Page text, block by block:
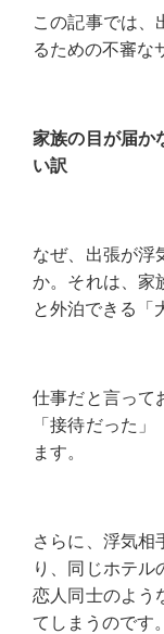
この記事では、
るための不審な
家族の目が届か
い訳
なぜ、出張が浮
か。それは、家
と外泊できる「
仕事だと言って
「接待だった
ます。
さらに、浮気相
り、同じホテル
恋人同士のよう
てしまうのです。